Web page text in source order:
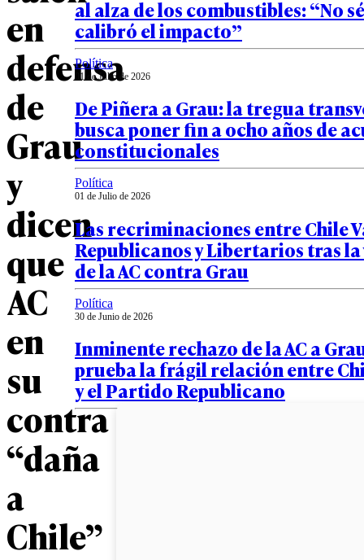
en
defensa
de
Grau
y
dicen
que
AC
en
su
contra
“daña
a
Chile”
al alza de los combustibles: “No
calibró el impacto”
Política
01 de Julio de 2026
De Piñera a Grau: la tregua
busca poner fin a ocho años de
constitucionales
Política
01 de Julio de 2026
Las recriminaciones entre Chile
Republicanos y Libertarios tras
de la AC contra Grau
Política
30 de Junio de 2026
Inminente rechazo de la AC a
prueba la frágil relación entre
y el Partido Republicano